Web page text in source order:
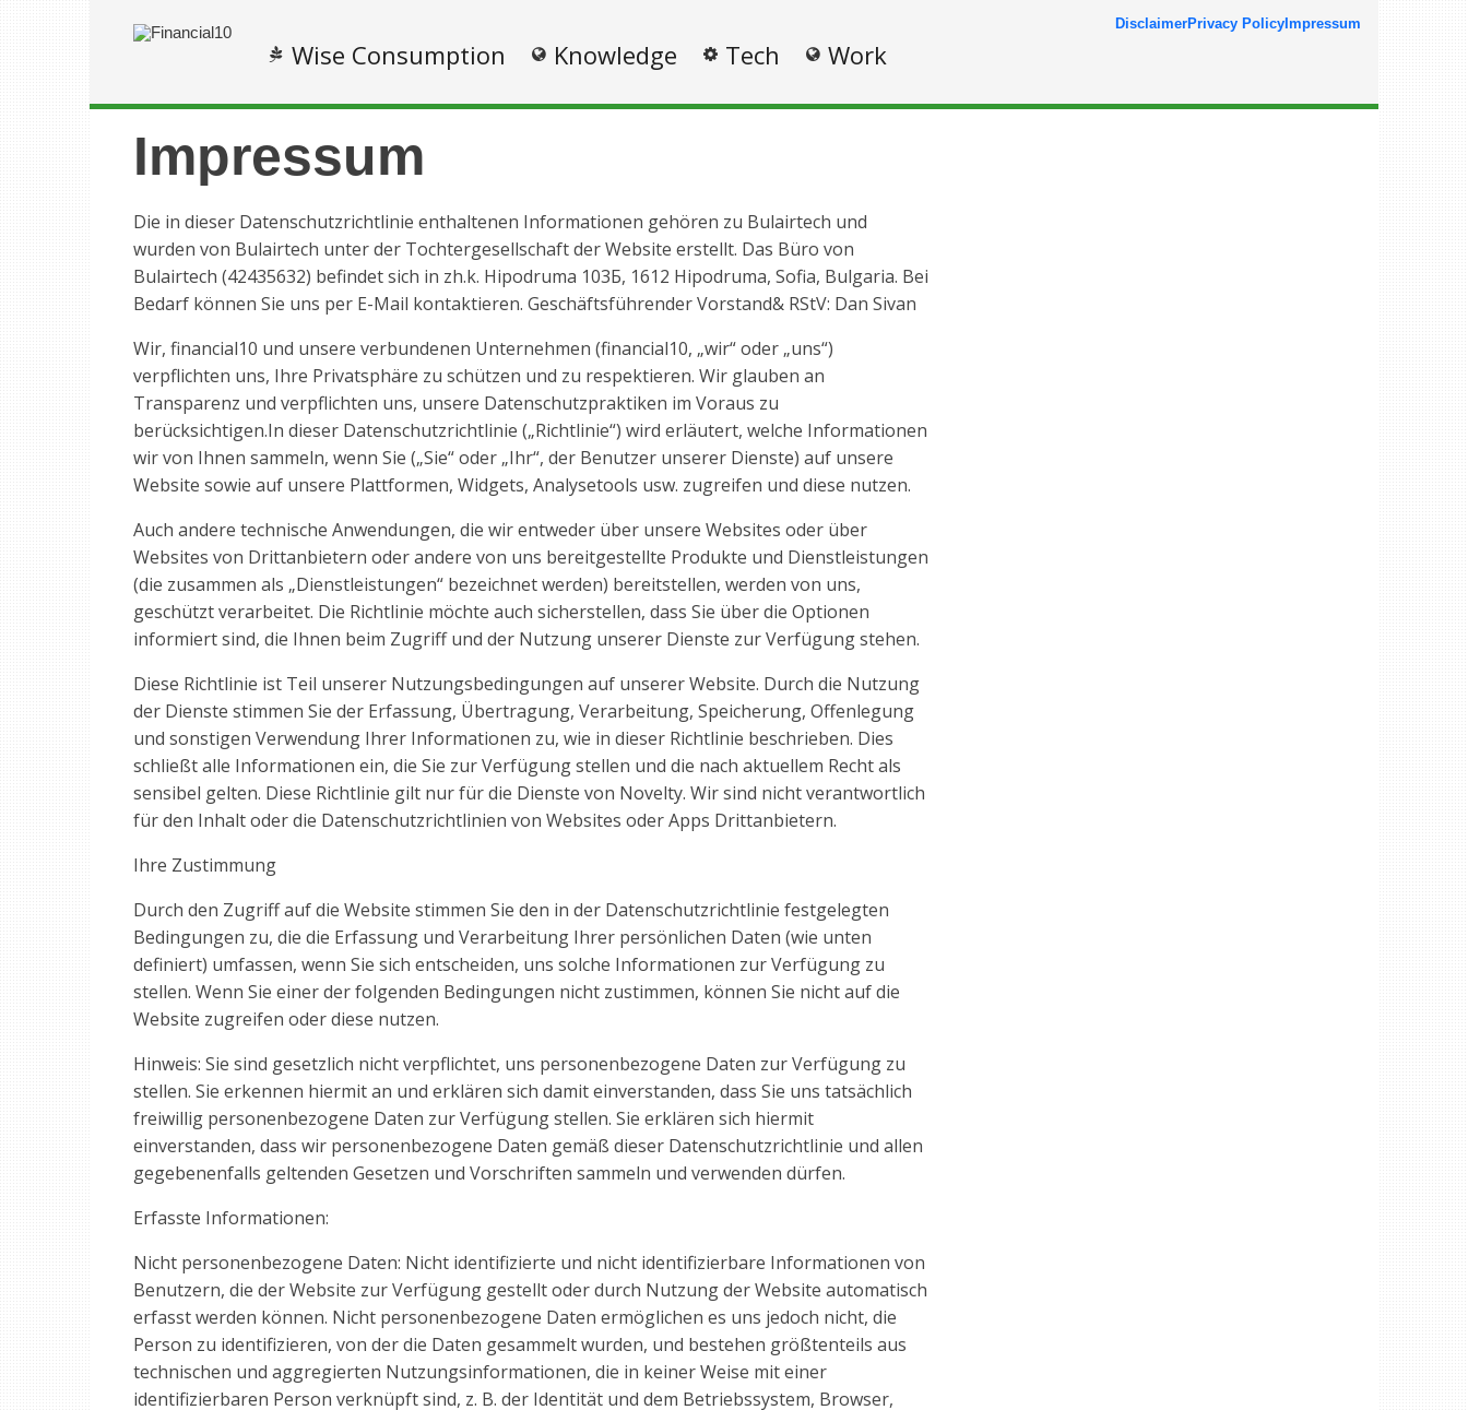
Wise Consumption Knowledge Tech Work
DisclaimerPrivacy Policy Impressum
Impressum
Die in dieser Datenschutzrichtlinie enthaltenen Informationen gehören zu Bulairtech und
wurden von Bulairtech unter der Tochtergesellschaft der Website erstellt. Das Büro von
Bulairtech (42435632) befindet sich in zh.k. Hipodruma 103Б, 1612 Hipodruma, Sofia, Bulgaria. Bei
Bedarf können Sie uns per E-Mail kontaktieren. Geschäftsführender Vorstand& RStV: Dan Sivan
Wir, financial10 und unsere verbundenen Unternehmen (financial10, „wir“ oder „uns“)
verpflichten uns, Ihre Privatsphäre zu schützen und zu respektieren. Wir glauben an
Transparenz und verpflichten uns, unsere Datenschutzpraktiken im Voraus zu
berücksichtigen.In dieser Datenschutzrichtlinie („Richtlinie“) wird erläutert, welche Informationen
wir von Ihnen sammeln, wenn Sie („Sie“ oder „Ihr“, der Benutzer unserer Dienste) auf unsere
Website sowie auf unsere Plattformen, Widgets, Analysetools usw. zugreifen und diese nutzen.
Auch andere technische Anwendungen, die wir entweder über unsere Websites oder über
Websites von Drittanbietern oder andere von uns bereitgestellte Produkte und Dienstleistungen
(die zusammen als „Dienstleistungen“ bezeichnet werden) bereitstellen, werden von uns,
geschützt verarbeitet. Die Richtlinie möchte auch sicherstellen, dass Sie über die Optionen
informiert sind, die Ihnen beim Zugriff und der Nutzung unserer Dienste zur Verfügung stehen.
Diese Richtlinie ist Teil unserer Nutzungsbedingungen auf unserer Website. Durch die Nutzung
der Dienste stimmen Sie der Erfassung, Übertragung, Verarbeitung, Speicherung, Offenlegung
und sonstigen Verwendung Ihrer Informationen zu, wie in dieser Richtlinie beschrieben. Dies
schließt alle Informationen ein, die Sie zur Verfügung stellen und die nach aktuellem Recht als
sensibel gelten. Diese Richtlinie gilt nur für die Dienste von Novelty. Wir sind nicht verantwortlich
für den Inhalt oder die Datenschutzrichtlinien von Websites oder Apps Drittanbietern.
Ihre Zustimmung
Durch den Zugriff auf die Website stimmen Sie den in der Datenschutzrichtlinie festgelegten
Bedingungen zu, die die Erfassung und Verarbeitung Ihrer persönlichen Daten (wie unten
definiert) umfassen, wenn Sie sich entscheiden, uns solche Informationen zur Verfügung zu
stellen. Wenn Sie einer der folgenden Bedingungen nicht zustimmen, können Sie nicht auf die
Website zugreifen oder diese nutzen.
Hinweis: Sie sind gesetzlich nicht verpflichtet, uns personenbezogene Daten zur Verfügung zu
stellen. Sie erkennen hiermit an und erklären sich damit einverstanden, dass Sie uns tatsächlich
freiwillig personenbezogene Daten zur Verfügung stellen. Sie erklären sich hiermit
einverstanden, dass wir personenbezogene Daten gemäß dieser Datenschutzrichtlinie und allen
gegebenenfalls geltenden Gesetzen und Vorschriften sammeln und verwenden dürfen.
Erfasste Informationen:
Nicht personenbezogene Daten: Nicht identifizierte und nicht identifizierbare Informationen von
Benutzern, die der Website zur Verfügung gestellt oder durch Nutzung der Website automatisch
erfasst werden können. Nicht personenbezogene Daten ermöglichen es uns jedoch nicht, die
Person zu identifizieren, von der die Daten gesammelt wurden, und bestehen größtenteils aus
technischen und aggregierten Nutzungsinformationen, die in keiner Weise mit einer
identifizierbaren Person verknüpft sind, z. B. der Identität und dem Betriebssystem, Browser,